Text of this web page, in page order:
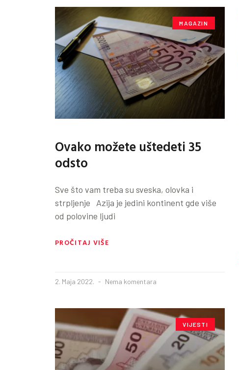
MAGAZIN
Ovako možete uštedeti 35
odsto
Sve što vam treba su sveska, olovka i
strpljenje Azija je jedini kontinent gde više
od polovine ljudi
PROČITAJ VIŠE
2. Maja 2022. Nema komentara
VIJESTI